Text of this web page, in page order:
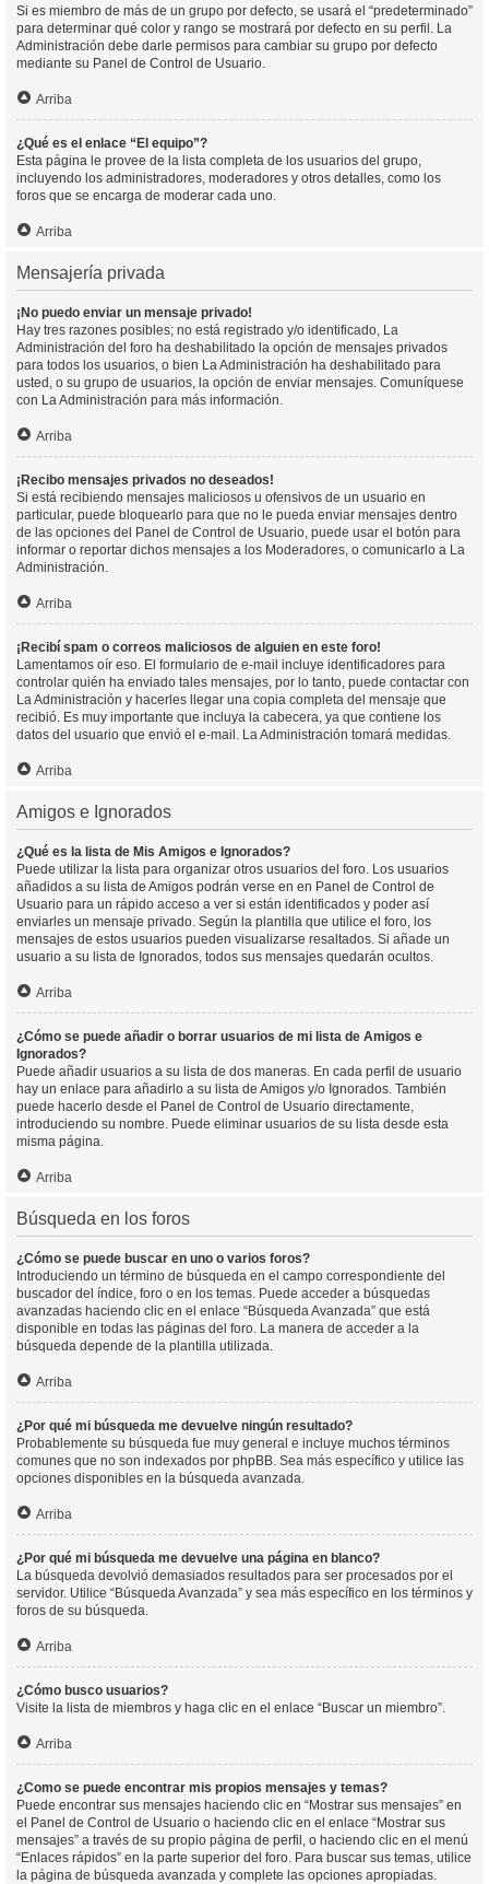
Si es miembro de más de un grupo por defecto, se usará el “predeterminado”
para determinar qué color y rango se mostrará por defecto en su perfil. La
Administración debe darle permisos para cambiar su grupo por defecto
mediante su Panel de Control de Usuario.
Arriba
¿Qué es el enlace “El equipo”?
Esta página le provee de la lista completa de los usuarios del grupo,
incluyendo los administradores, moderadores y otros detalles, como los
foros que se encarga de moderar cada uno.
Arriba
Mensajería privada
¡No puedo enviar un mensaje privado!
Hay tres razones posibles; no está registrado y/o identificado, La
Administración del foro ha deshabilitado la opción de mensajes privados
para todos los usuarios, o bien La Administración ha deshabilitado para
usted, o su grupo de usuarios, la opción de enviar mensajes. Comuníquese
con La Administración para más información.
Arriba
¡Recibo mensajes privados no deseados!
Si está recibiendo mensajes maliciosos u ofensivos de un usuario en
particular, puede bloquearlo para que no le pueda enviar mensajes dentro
de las opciones del Panel de Control de Usuario, puede usar el botón para
informar o reportar dichos mensajes a los Moderadores, o comunicarlo a La
Administración.
Arriba
¡Recibí spam o correos maliciosos de alguien en este foro!
Lamentamos oír eso. El formulario de e-mail incluye identificadores para
controlar quién ha enviado tales mensajes, por lo tanto, puede contactar con
La Administración y hacerles llegar una copia completa del mensaje que
recibió. Es muy importante que incluya la cabecera, ya que contiene los
datos del usuario que envió el e-mail. La Administración tomará medidas.
Arriba
Amigos e Ignorados
¿Qué es la lista de Mis Amigos e Ignorados?
Puede utilizar la lista para organizar otros usuarios del foro. Los usuarios
añadidos a su lista de Amigos podrán verse en en Panel de Control de
Usuario para un rápido acceso a ver si están identificados y poder así
enviarles un mensaje privado. Según la plantilla que utilice el foro, los
mensajes de estos usuarios pueden visualizarse resaltados. Si añade un
usuario a su lista de Ignorados, todos sus mensajes quedarán ocultos.
Arriba
¿Cómo se puede añadir o borrar usuarios de mi lista de Amigos e
Ignorados?
Puede añadir usuarios a su lista de dos maneras. En cada perfil de usuario
hay un enlace para añadirlo a su lista de Amigos y/o Ignorados. También
puede hacerlo desde el Panel de Control de Usuario directamente,
introduciendo su nombre. Puede eliminar usuarios de su lista desde esta
misma página.
Arriba
Búsqueda en los foros
¿Cómo se puede buscar en uno o varios foros?
Introduciendo un término de búsqueda en el campo correspondiente del
buscador del índice, foro o en los temas. Puede acceder a búsquedas
avanzadas haciendo clic en el enlace “Búsqueda Avanzada” que está
disponible en todas las páginas del foro. La manera de acceder a la
búsqueda depende de la plantilla utilizada.
Arriba
¿Por qué mi búsqueda me devuelve ningún resultado?
Probablemente su búsqueda fue muy general e incluye muchos términos
comunes que no son indexados por phpBB. Sea más específico y utilice las
opciones disponibles en la búsqueda avanzada.
Arriba
¿Por qué mi búsqueda me devuelve una página en blanco?
La búsqueda devolvió demasiados resultados para ser procesados por el
servidor. Utilice “Búsqueda Avanzada” y sea más específico en los términos y
foros de su búsqueda.
Arriba
¿Cómo busco usuarios?
Visite la lista de miembros y haga clic en el enlace “Buscar un miembro”.
Arriba
¿Como se puede encontrar mis propios mensajes y temas?
Puede encontrar sus mensajes haciendo clic en “Mostrar sus mensajes” en
el Panel de Control de Usuario o haciendo clic en el enlace “Mostrar sus
mensajes” a través de su propio página de perfil, o haciendo clic en el menú
“Enlaces rápidos” en la parte superior del foro. Para buscar sus temas, utilice
la página de búsqueda avanzada y complete las opciones apropiadas.